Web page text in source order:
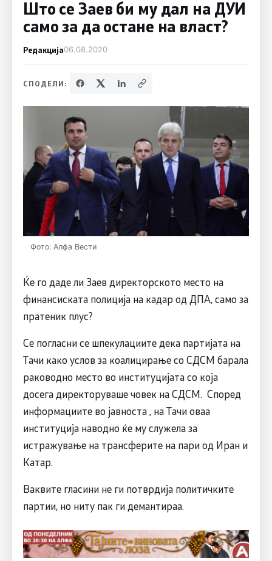
Што се Заев би му дал на ДУИ
само за да остане на власт?
Редакција06.08.2020
СПОДЕЛИ:
Фото: Алфа Вести
Ќе го даде ли Заев директорското место на
финансиската полиција на кадар од ДПА, само за
пратеник плус?
Се погласни се шпекулациите дека партијата на
Тачи како услов за коалицирање со СДСМ барала
раководно место во институцијата со која
досега директоруваше човек на СДСМ. Според
информациите во јавноста , на Тачи оваа
институција наводно ќе му служела за
истражување на трансферите на пари од Иран и
Катар.
Ваквите гласини не ги потврдија политичките
партии, но ниту пак ги демантираа.